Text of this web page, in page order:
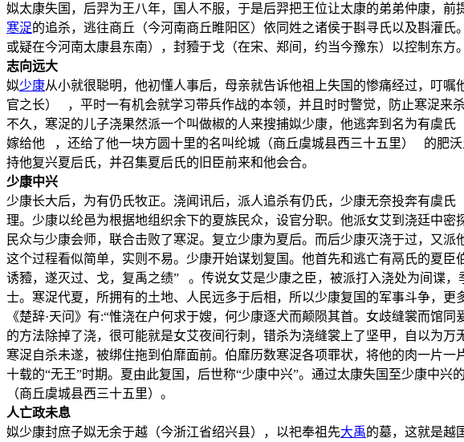
姒太康失国，后羿为王八年，国人不服，于是后羿把王位让太康的弟弟仲康，前
寒浞的追杀，逃往商丘（今河南商丘睢阳区）依同姓之诸侯于斟寻氏以及斟灌
或疑在今河南太康县东南），封豷于戈（在宋、郑间，约当今豫东）以控制东
志向远大
姒少康从小就很聪明，他初懂人事后，母亲就告诉他祖上失国的惨痛经过，叮
官之长） ，平时一有机会就学习带兵作战的本领，并且时时警觉，防止寒浞来杀
不久，寒浞的儿子浇果然派一个叫做椒的人来搜捕姒少康，他逃奔到名为有虞
嫁给他 ，还给了他一块方圆十里的名叫纶城（商丘虞城县西三十五里） 的肥
持他复兴夏后氏，并召集夏后氏的旧臣前来和他会合。
少康中兴
少康长大后，为有仍氏牧正。浇闻讯后，派人追杀有仍氏，少康无奈投奔有虞
理。少康以纶邑为根据地组织余下的夏族民众，设官分职。他派女艾到浇廷中
民众与少康会师，联合击败了寒浞。复立少康为夏后。而后少康灭浇于过，又派
这个过程看似简单，实则不易。少康开始谋划复国。他首先和逃亡有鬲氏的夏
诱豷，遂灭过、戈，复禹之绩” 。传说女艾是少康之臣，被派打入浇处为间谍
士。寒浞代夏，所拥有的土地、人民远多于后相，所以少康复国的军事斗争，更
《楚辞·天问》有:“惟浇在户何求于嫂，何少康逐犬而颠陨其首。女歧缝裳而馆
的方法除掉了浇，很可能就是女艾夜间行刺，错杀为浇缝裳上了坚甲，自以为
寒浞自杀未遂，被绑住拖到伯靡面前。伯靡历数寒浞各项罪状，将他的肉一片
十载的“无王”时期。夏由此复国，后世称“少康中兴”。通过太康失国至少康中
（商丘虞城县西三十五里）。
人亡政未息
姒少康封庶子姒无余于越（今浙江省绍兴县），以祀奉祖先大禹的墓，这就是越